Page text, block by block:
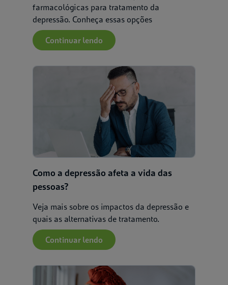
farmacológicas para tratamento da
depressão. Conheça essas opções
Continuar lendo
Como a depressão afeta a vida das
pessoas?
Veja mais sobre os impactos da depressão e
quais as alternativas de tratamento.
Continuar lendo